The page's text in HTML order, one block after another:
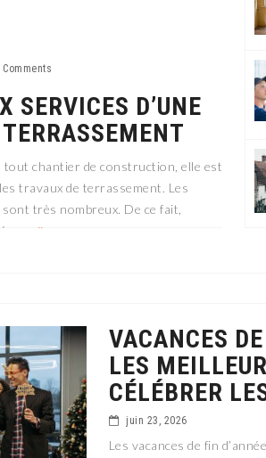
Comments
SERVICES D’UNE
tout chantier de construction, elle est
travaux de terrassement. Les
très nombreux. De ce fait,
es
VACANCES
LES
CÉLÉBRER
juin 23, 2026
Les vacances de fin